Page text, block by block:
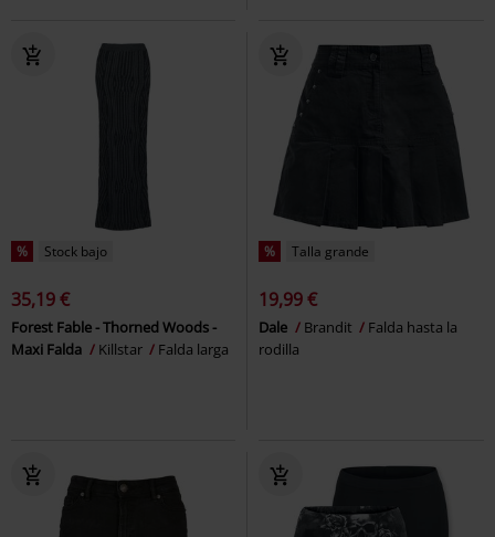
% Stock bajo
35,19 €
Forest Fable - Thorned Woods -
Maxi Falda
Killstar Falda larga
% Talla grande
19,99 €
Dale Brandit
Falda hasta la
rodilla